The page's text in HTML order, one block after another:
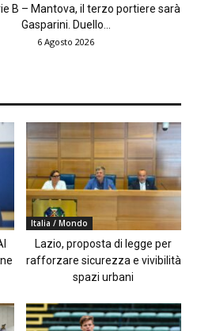
B – Mantova, il terzo portiere sarà
Gasparini. Duello...
6 Agosto 2026
Italia / Mondo
Lazio, proposta di legge per
rafforzare sicurezza e vivibilità
spazi urbani